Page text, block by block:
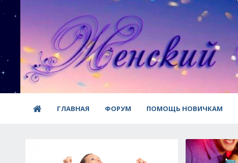
ГЛАВНАЯ ФОРУМ ПОМОЩЬ НОВИЧКАМ